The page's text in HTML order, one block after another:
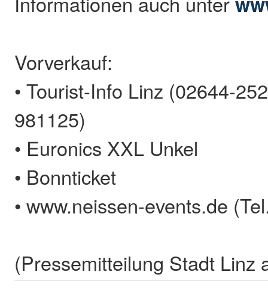
Vorverkauf:
• Tourist-Info Linz (02644-
981125)
• Euronics XXL Unkel
• Bonnticket
• www.neissen-events.de
(Pressemitteilung Stadt Linz